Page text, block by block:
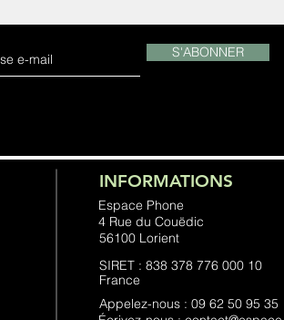
S'ABONNER
INFORMATIONS
Espace Phone
4 Rue du Couëdic
56100 Lorient
SIRET : 838 378 776 000 10
France
Appelez-nous : 09 62 50 95 35